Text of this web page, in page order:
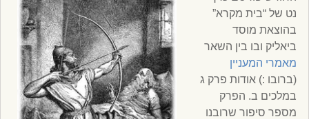
נט של “בית מקרא”
בהוצאת מוסד
ביאליק ובו בין השאר
מאמרי המעניין
(ברובו :) אודות פרק ג
במלכים ב. הפרק
מספר סיפור שרובנו